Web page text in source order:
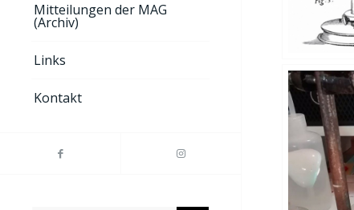
Mitteilungen der MAG
(Archiv)
Links
Kontakt